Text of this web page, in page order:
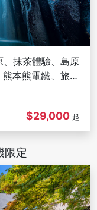
、抹茶體驗、島原
本熊電鐵、旅人
$29,000 起
定